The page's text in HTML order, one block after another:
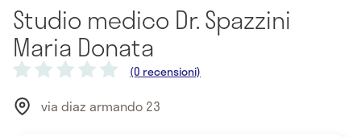
Studio medico Dr. Spazzini
Maria Donata
(0 recensioni)
via diaz armando 23